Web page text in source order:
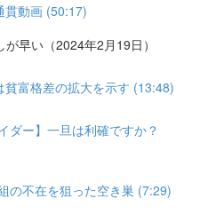
貫動画 (50:17)
早い（2024年2月19日）
富格差の拡大を示す (13:48)
ダー】一旦は利確ですか？
の不在を狙った空き巣 (7:29)